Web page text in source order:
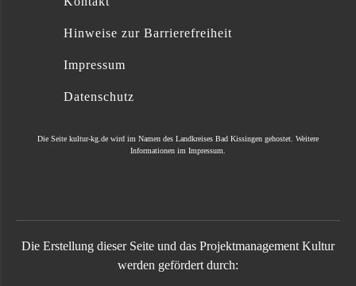
Hinweise zur Barrierefreiheit
Impressum
Datenschutz
Die Seite kultur-kg.de wird im Namen des Landkreises Bad Kissingen gehostet. Weitere
Informationen im Impressum
Die Erstellung dieser Seite und das Projektmanagement Kultur
werden gefördert durch: